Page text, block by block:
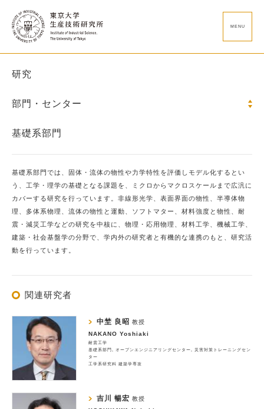
MENU
研究
部門・センター
基礎系部門
基礎系部門では、固体・流体の物性や力学特性を評価しモデル化するとい
う、工学・理学の基礎となる課題を、ミクロからマクロスケールまで広汎に
カバーする研究を行っています。非線形光学、表面界面の物性、半導体物
理、多体系物理、流体の物性と運動、ソフトマター、材料強度と物性、耐
震・減災工学などの研究を中核に、物理・応用物理、材料工学、機械工学、
建築・社会基盤学の分野で、学内外の研究者と有機的な連携のもと、研究活
動を行っています。
関連研究者
中埜 良昭 教授
NAKANO Yoshiaki
耐震工学
基礎系部門
オープンエンジニアリングセンター
災害対策トレーニングセン
ター
工学系研究科 建築学専攻
吉川 暢宏 教授